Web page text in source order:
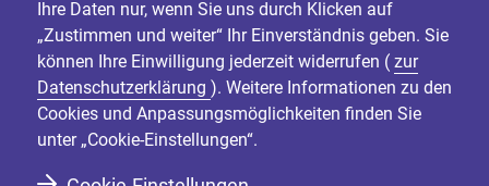
Ihre Daten nur, wenn Sie uns durch Klicken auf
„Zustimmen und weiter“ Ihr Einverständnis geben. Sie
können Ihre Einwilligung jederzeit widerrufen ( zur
Datenschutzerklärung ). Weitere Informationen zu den
Cookies und Anpassungsmöglichkeiten finden Sie
unter „Cookie-Einstellungen“.